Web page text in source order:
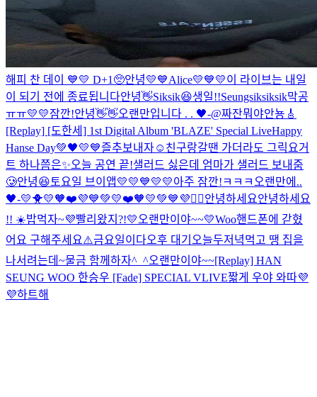
해피 찬 데이 💙💛 D+1🥺안녕💛💙Alice💛💙💛이 라이브는 내일
이 되기 전에 종료됩니다안녕👋Siksik😆생일!!Seungsiksiksik막공
ㅠㅠ💛💛잠깐!안녕👋👋오랜만입니다 . . 🖤-@짜잔뭐야안뇽🎸
[Replay] [도한세] 1st Digital Album 'BLAZE' Special LiveHappy
Hanse Day💚🖤💛💙즐추보내자☺️ 친구랑갈땐 가더라도 그릭요거
트 하나쯤은✨오늘 공연 끝!샐러드 싫은데 엄마가 샐러드 보내줌
🥲안녕😆토요일 브이앱💛💛💙💛💛아주 잠깐!ㅋㅋㅋ 오랜만에..
🖤-💛🐥💛🧡❤️💜💙💚💛❤️🧡💛💚💙💜❤️‍🔥안녕하세요안녕하세요
!! ☀️밥먹자~💜빨리왔지?!💛 오랜만이야~~💛Woo핸드폰에 갇혔
어요 구해주세요⚠️금요일이다오후 대기 오늘두저녁먹고 땡 집을
나서려는데~물금 함께하자^_^오랜만이야~~[Replay] HAN
SEUNG WOO 한승우 [Fade] SPECIAL VLIVE짧게 우야 와따💜
💜하트해